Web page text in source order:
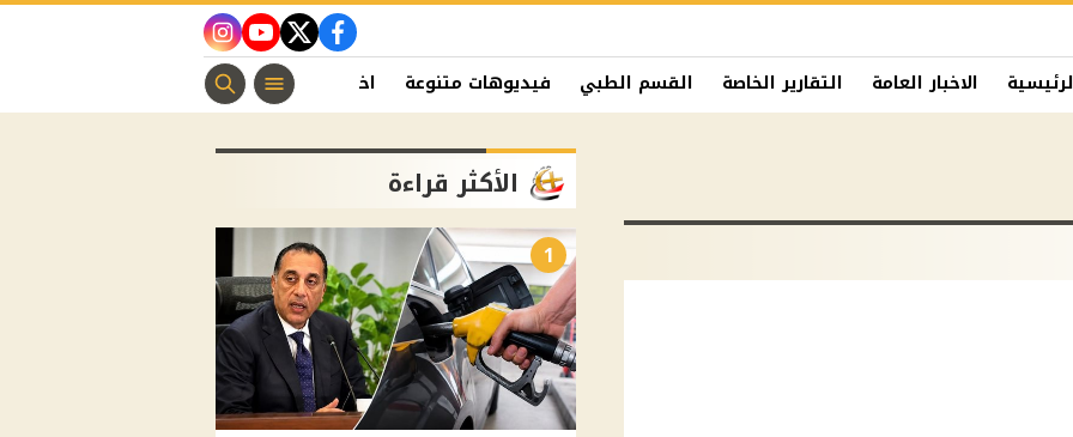
facebook
twitter
youtube
instagram
الاخبار العامة التقارير الخاصة القسم الطبي فيديوهات متنوعة اخبار الفن منوعات مسيحية
الأكثر قراءة
1